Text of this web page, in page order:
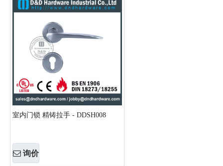
室内门锁 精铸拉手 - DDSH008
询价